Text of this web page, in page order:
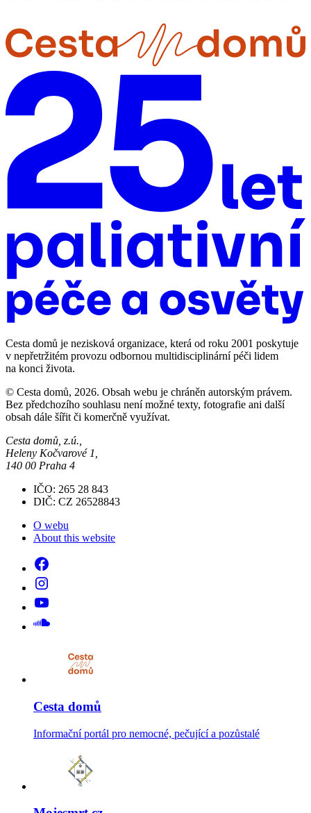
Cesta domů je nezisková organizace, která od roku 2001 poskytuje
v nepřetržitém provozu odbornou multidisciplinární péči lidem
na konci života.
© Cesta domů, 2026. Obsah webu je chráněn autorským právem.
Bez předchozího souhlasu není možné texty, fotografie ani další
obsah dále šířit či komerčně využívat.
Cesta domů, z.ú.,
Heleny Kočvarové 1,
140 00 Praha 4
IČO: 265 28 843
DIČ: CZ 26528843
O webu
About this website
Cesta domů
Informační portál pro nemocné, pečující a pozůstalé